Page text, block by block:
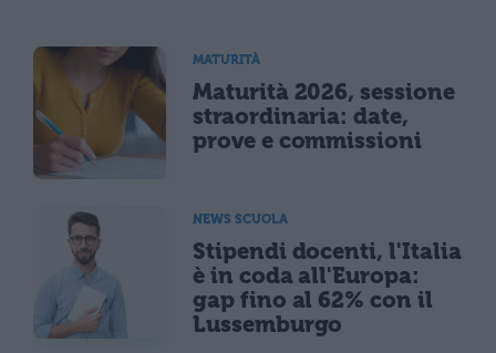
MATURITÀ
Maturità 2026, sessione
straordinaria: date,
prove e commissioni
NEWS SCUOLA
Stipendi docenti, l'Italia
è in coda all'Europa:
gap fino al 62% con il
Lussemburgo